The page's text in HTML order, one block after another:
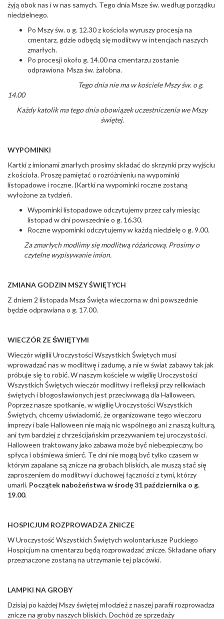
żyją obok nas i w nas samych. Tego dnia Msze św. według porządku
niedzielnego.
Po Mszy św. o g. 12.30 z kościoła wyruszy procesja na
cmentarz, gdzie odbędą się modlitwy w intencjach naszych
zmarłych.
Po procesji około g. 14.00 na cmentarzu zostanie
odprawiona Msza św. żałobna.
Tego dnia nie ma w kościele Mszy św. o g.
14.00
Każdy katolik ma tego dnia obowiązek uczestniczenia we Mszy
świętej.
WYPOMINKI
Kartki z imionami zmarłych prosimy składać do skrzynki przy wyjściu
z kościoła. Proszę pamiętać o rozróżnieniu na wypominki
listopadowe i roczne. (Kartki na wypominki roczne zostaną
wyłożone za tydzień.
Wypominki listopadowe odczytujemy przez cały miesiąc
listopad w dni powszednie o g. 16.30.
Roczne wypominki odczytujemy w każdą niedzielę o g. 9.00.
Za zmarłych modlimy się modlitwą różańcową. Prosimy o
czytelne wypisywanie imion.
ZMIANA GODZIN MSZY ŚWIĘTYCH
Z dniem 2 listopada Msza Święta wieczorna w dni powszednie
będzie odprawiana o g. 17.00.
WIECZÓR ZE ŚWIĘTYMI
Wieczór wigilii Uroczystości Wszystkich Świętych musi
wprowadzać́ nas w modlitwę̨ i zadumę̨, a nie w świat zabawy tak jak
próbuje się̨ to robić́. W naszym kościele w wigilię Uroczystości
Wszystkich Świętych wieczór modlitwy i refleksji przy relikwiach
świętych i błogosławionych jest przeciwwagą dla Halloween.
Poprzez nasze spotkanie, w wigilię Uroczystości Wszystkich
Świętych, chcemy uświadomić́, że organizowane tego wieczoru
imprezy i bale Halloween nie mają nic wspólnego ani z naszą kulturą,
ani tym bardziej z chrześcijańskim przezywaniem tej uroczystości.
Halloween traktowany jako zabawa może być́ niebezpieczny, bo
spłyca i obśmiewa śmierć́. Te dni nie mogą̨ być́ tylko czasem w
którym zapalane są̨ znicze na grobach bliskich, ale muszą stać́ się̨
zaproszeniem do modlitwy i duchowej łączności z tymi, którzy
umarli. Początek nabożeństwa w środę 31 października o g.
19.00.
HOSPICJUM ROZPROWADZA ZNICZE
W Uroczystość Wszystkich Świętych wolontariusze Puckiego
Hospicjum na cmentarzu będą rozprowadzać znicze. Składane ofiary
przeznaczone zostaną na utrzymanie tej placówki.
LAMPKI NA GROBY
Dzisiaj po każdej Mszy świętej młodzież z naszej parafii rozprowadza
znicze na groby naszych bliskich. Dochód ze sprzedaży